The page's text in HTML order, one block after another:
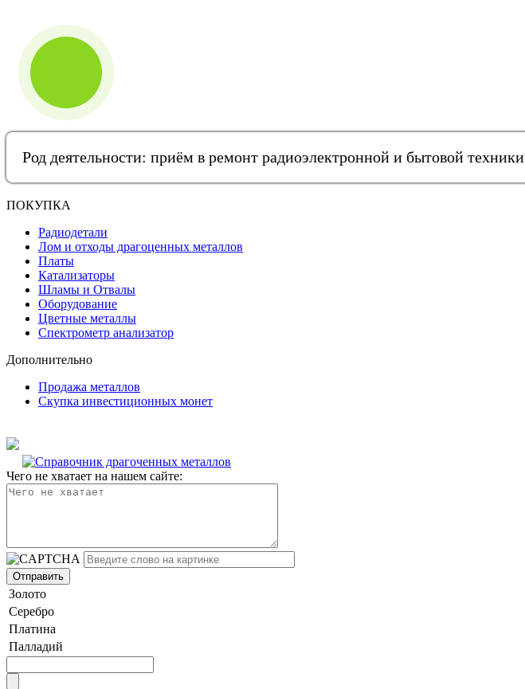
Род деятельности: приём в ремонт радиоэлектронной и бытовой техники
ПОКУПКА
Радиодетали
Лом и отходы драгоценных металлов
Платы
Катализаторы
Шламы и Отвалы
Оборудование
Цветные металлы
Спектрометр анализатор
Дополнительно
Продажа металлов
Скупка инвестиционных монет
Чего не хватает на нашем сайте:
Золото
Серебро
Платина
Палладий